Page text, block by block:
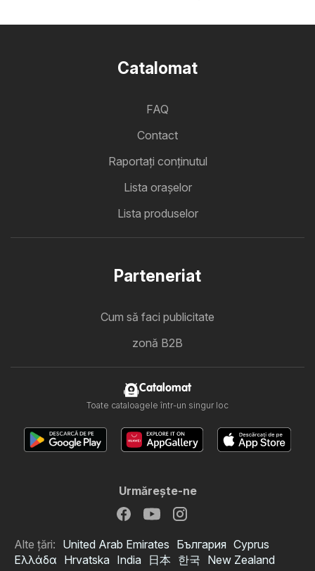
Catalomat
FAQ
Contact
Raportați conținutul
Lista oraşelor
Lista produselor
Parteneriat
Cum să faci publicitate
zonă B2B
Catalomat
Toate cataloagele într-un singur loc
Urmăreşte-ne
Alte țări: United Arab Emirates България Cyprus
Ελλάδα Hrvatska India 日本 한국 New Zealand